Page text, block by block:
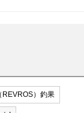
REVROS）釣果